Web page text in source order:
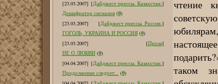
[23.03.2007] [Дайджест прессы. Казахстан.]
Дешифратор сигналов (0)
[23.03.2007]
[Дайджест прессы. Россия.]
ГОГОЛЬ, УКРАИНА И РОССИЯ (0)
[23.03.2007]
[Проза]
НЕ О ЛЮБВИ (0)
[04.04.2007] [Дайджест прессы. Казахстан.]
Продолжение следует... (0)
чтение
таком